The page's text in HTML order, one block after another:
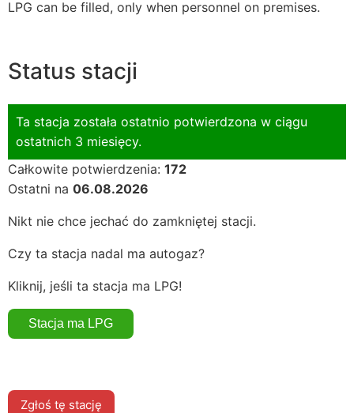
LPG can be filled, only when personnel on premises.
Status stacji
Ta stacja została ostatnio potwierdzona w ciągu
ostatnich 3 miesięcy.
Całkowite potwierdzenia: 172
Ostatni na 06.08.2026
Nikt nie chce jechać do zamkniętej stacji.
Czy ta stacja nadal ma autogaz?
Kliknij, jeśli ta stacja ma LPG!
Zgłoś tę stację